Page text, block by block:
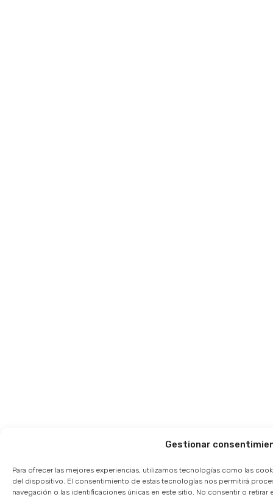
Gestionar
Para ofrecer las mejores experiencias, utilizamos tecnologías como las
del dispositivo. El consentimiento de estas tecnologías nos permitirá
navegación o las identificaciones únicas en este sitio. No consentir o